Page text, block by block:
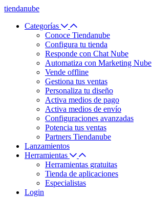
tiendanube
Categorías
Conoce Tiendanube
Configura tu tienda
Responde con Chat Nube
Automatiza con Marketing Nube
Vende offline
Gestiona tus ventas
Personaliza tu diseño
Activa medios de pago
Activa medios de envío
Configuraciones avanzadas
Potencia tus ventas
Partners Tiendanube
Lanzamientos
Herramientas
Herramientas gratuitas
Tienda de aplicaciones
Especialistas
Login